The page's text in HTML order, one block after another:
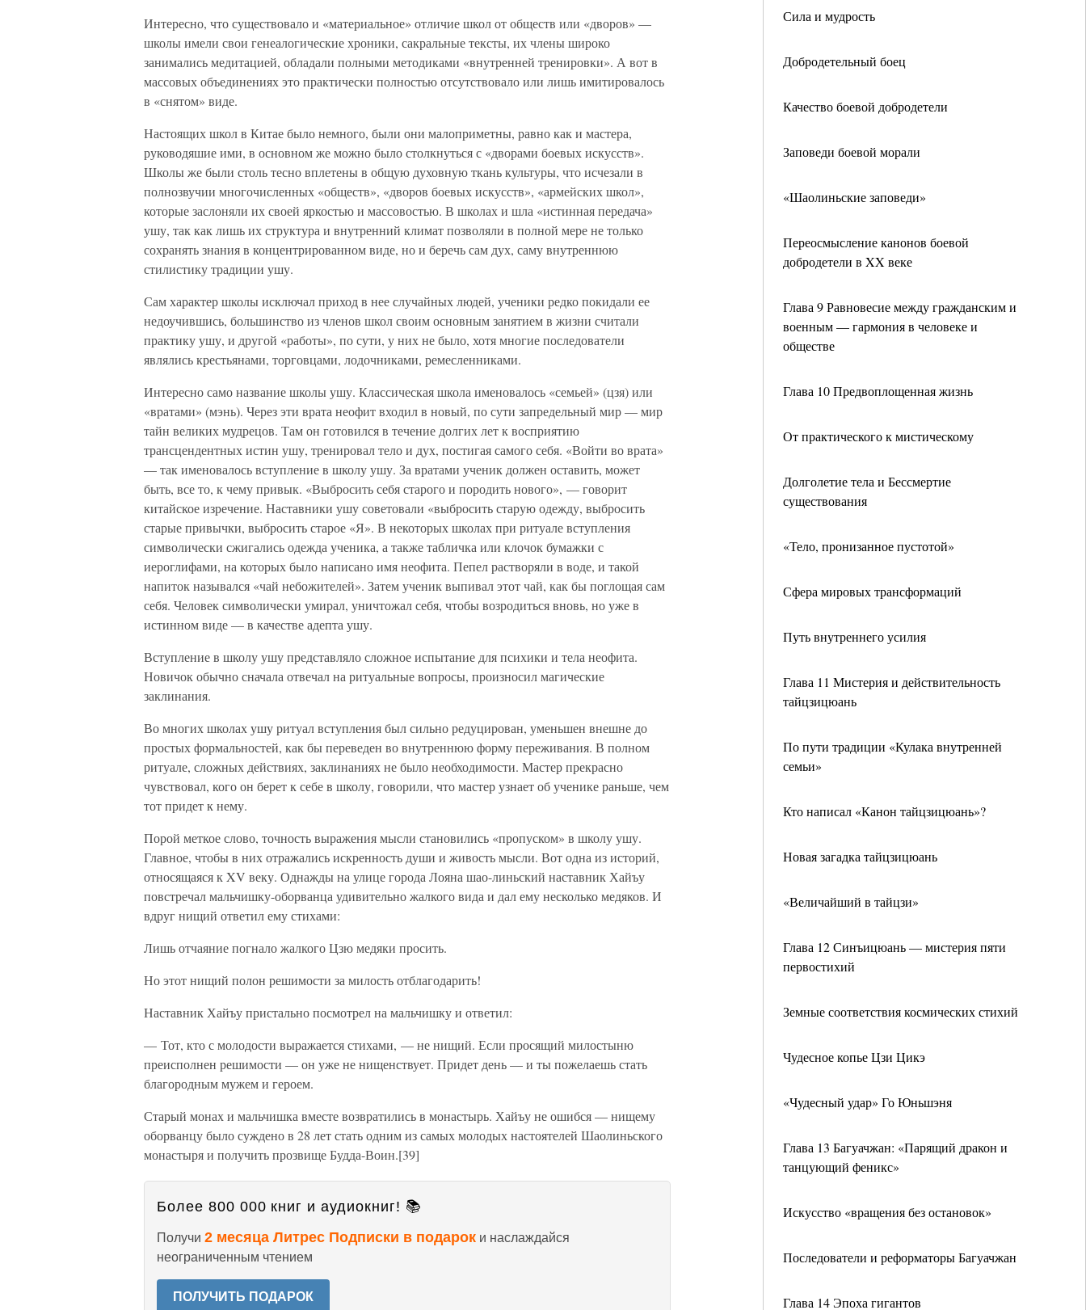
Сила и мудрость
Добродетельный боец
Качество боевой добродетели
Заповеди боевой морали
«Шаолиньские заповеди»
Переосмысление канонов боевой
добродетели в XX веке
Глава 9 Равновесие между гражданским и
военным — гармония в человеке и
обществе
Глава 10 Предвоплощенная жизнь
От практического к мистическому
Долголетие тела и Бессмертие
существования
«Тело, пронизанное пустотой»
Сфера мировых трансформаций
Путь внутреннего усилия
Глава 11 Мистерия и действительность
тайцзицюань
По пути традиции «Кулака внутренней
семьи»
Кто написал «Канон тайцзицюань»?
Новая загадка тайцзицюань
«Величайший в тайцзи»
Глава 12 Синъицюань — мистерия пяти
первостихий
Земные соответствия космических стихий
Чудесное копье Цзи Цикэ
«Чудесный удар» Го Юньшэня
Глава 13 Багуачжан: «Парящий дракон и
танцующий феникс»
Искусство «вращения без остановок»
Последователи и реформаторы Багуачжан
Глава 14 Эпоха гигантов
Интересно, что существовало и «материальное» отличие школ от обществ или «дворов» —
школы имели свои генеалогические хроники, сакральные тексты, их члены широко
занимались медитацией, обладали полными методиками «внутренней тренировки». А вот в
массовых объединениях это практически полностью отсутствовало или лишь имитировалось
в «снятом» виде.
Настоящих школ в Китае было немного, были они малоприметны, равно как и мастера,
руководяшие ими, в основном же можно было столкнуться с «дворами боевых искусств».
Школы же были столь тесно вплетены в общую духовную ткань культуры, что исчезали в
полнозвучии многочисленных «обществ», «дворов боевых искусств», «армейских школ»,
которые заслоняли их своей яркостью и массовостью. В школах и шла «истинная передача»
ушу, так как лишь их структура и внутренний климат позволяли в полной мере не только
сохранять знания в концентрированном виде, но и беречь сам дух, саму внутреннюю
стилистику традиции ушу.
Сам характер школы исключал приход в нее случайных людей, ученики редко покидали ее
недоучившись, большинство из членов школ своим основным занятием в жизни считали
практику ушу, и другой «работы», по сути, у них не было, хотя многие последователи
являлись крестьянами, торговцами, лодочниками, ремесленниками.
Интересно само название школы ушу. Классическая школа именовалось «семьей» (цзя) или
«вратами» (мэнь). Через эти врата неофит входил в новый, по сути запредельный мир — мир
тайн великих мудрецов. Там он готовился в течение долгих лет к восприятию
трансцендентных истин ушу, тренировал тело и дух, постигая самого себя. «Войти во врата»
— так именовалось вступление в школу ушу. За вратами ученик должен оставить, может
быть, все то, к чему привык. «Выбросить себя старого и породить нового», — говорит
китайское изречение. Наставники ушу советовали «выбросить старую одежду, выбросить
старые привычки, выбросить старое «Я». В некоторых школах при ритуале вступления
символически сжигались одежда ученика, а также табличка или клочок бумажки с
иероглифами, на которых было написано имя неофита. Пепел растворяли в воде, и такой
напиток назывался «чай небожителей». Затем ученик выпивал этот чай, как бы поглощая сам
себя. Человек символически умирал, уничтожал себя, чтобы возродиться вновь, но уже в
истинном виде — в качестве адепта ушу.
Вступление в школу ушу представляло сложное испытание для психики и тела неофита.
Новичок обычно сначала отвечал на ритуальные вопросы, произносил магические
заклинания.
Во многих школах ушу ритуал вступления был сильно редуцирован, уменьшен внешне до
простых формальностей, как бы переведен во внутреннюю форму переживания. В полном
ритуале, сложных действиях, заклинаниях не было необходимости. Мастер прекрасно
чувствовал, кого он берет к себе в школу, говорили, что мастер узнает об ученике раньше, чем
тот придет к нему.
Порой меткое слово, точность выражения мысли становились «пропуском» в школу ушу.
Главное, чтобы в них отражались искренность души и живость мысли. Вот одна из историй,
относящаяся к XV веку. Однажды на улице города Лояна шао-линьский наставник Хайъу
повстречал мальчишку-оборванца удивительно жалкого вида и дал ему несколько медяков. И
вдруг нищий ответил ему стихами:
Лишь отчаяние погнало жалкого Цзю медяки просить.
Но этот нищий полон решимости за милость отблагодарить!
Наставник Хайъу пристально посмотрел на мальчишку и ответил:
— Тот, кто с молодости выражается стихами, — не нищий. Если просящий милостыню
преисполнен решимости — он уже не нищенствует. Придет день — и ты пожелаешь стать
благородным мужем и героем.
Старый монах и мальчишка вместе возвратились в монастырь. Хайъу не ошибся — нищему
оборванцу было суждено в 28 лет стать одним из самых молодых настоятелей Шаолиньского
монастыря и получить прозвище Будда-Воин.[39]
Более 800 000 книг и аудиокниг! 📚
Получи 2 месяца Литрес Подписки в подарок и наслаждайся
неограниченным чтением
ПОЛУЧИТЬ ПОДАРОК